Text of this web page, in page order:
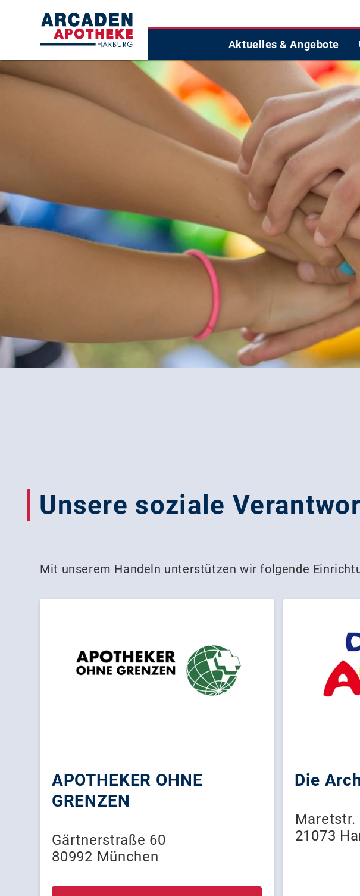
Aktuelles & Angebote
Unsere soziale
Mit unserem Handeln unterstützen wir folgende
APOTHEKER OHNE
GRENZEN
Gärtnerstraße 60
80992 München
Die
Maretstr.
21073